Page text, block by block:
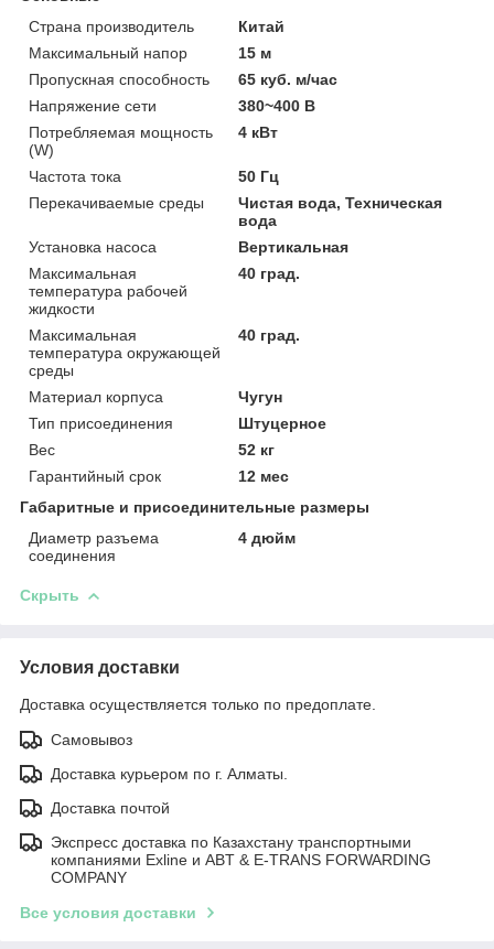
Страна производитель
Китай
Максимальный напор
15 м
Пропускная способность
65 куб. м/час
Напряжение сети
380~400 В
Потребляемая мощность
(W)
4 кВт
Частота тока
50 Гц
Перекачиваемые среды
Чистая вода, Техническая
вода
Установка насоса
Вертикальная
Максимальная
температура рабочей
жидкости
40 град.
Максимальная
температура окружающей
среды
40 град.
Материал корпуса
Чугун
Тип присоединения
Штуцерное
Вес
52 кг
Гарантийный срок
12 мес
Габаритные и присоединительные размеры
Диаметр разъема
соединения
4 дюйм
Скрыть
Условия доставки
Доставка осуществляется только по предоплате.
Самовывоз
Доставка курьером по г. Алматы.
Доставка почтой
Экспресс доставка по Казахстану транспортными
компаниями Exline и ABT & E-TRANS FORWARDING
COMPANY
Все условия доставки